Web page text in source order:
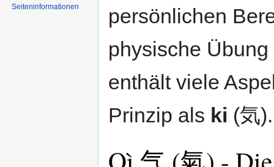
persönlichen
physische
enthält viele
Prinzip als ki (気).
Seiten­informationen